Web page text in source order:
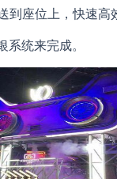
到座位上，快速高
统来完成。